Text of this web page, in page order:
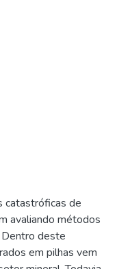
catastróficas de
avaliando métodos
deste
em pilhas vem